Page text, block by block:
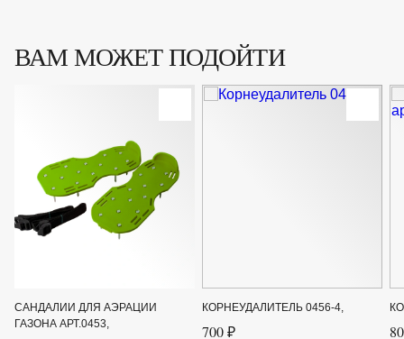
ВАМ МОЖЕТ ПОДОЙТИ
САНДАЛИИ ДЛЯ АЭРАЦИИ
ГАЗОНА АРТ.0453,
КОРНЕУДАЛИТЕЛЬ 0456-4,
700 ₽